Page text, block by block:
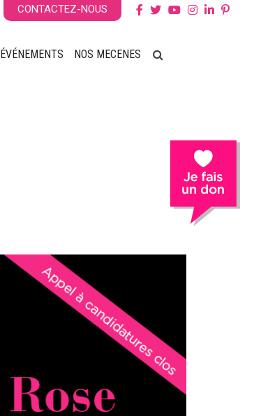
CONTACTEZ-NOUS
ÉVÉNEMENTS NOS MECENES